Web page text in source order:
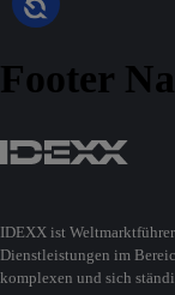
Footer
IDEXX ist
Dienstleistungen im
komplexen und sich